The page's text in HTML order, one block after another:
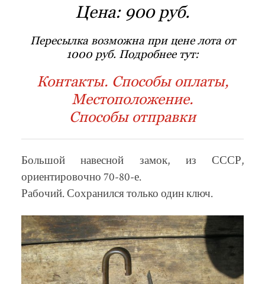
Цена: 900 руб.
Пересылка возможна при цене лота от
1000 руб. Подробнее тут:
Контакты. Способы оплаты,
Местоположение.
Способы отправки
Большой навесной замок, из СССР,
ориентировочно 70-80-е.
Рабочий. Сохранился только один ключ.